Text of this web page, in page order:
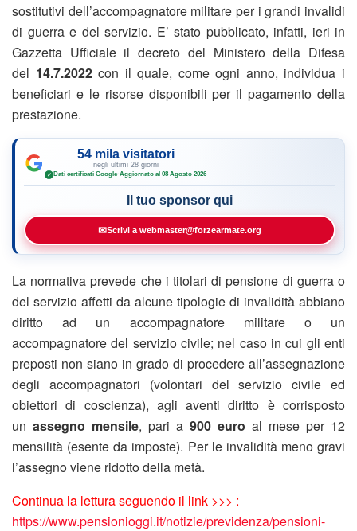
sostitutivi dell’accompagnatore militare per i grandi invalidi
di guerra e del servizio. E’ stato pubblicato, infatti, ieri in
Gazzetta Ufficiale il decreto del Ministero della Difesa
del 14.7.2022con il quale, come ogni anno, individua i
beneficiari e le risorse disponibili per il pagamento della
prestazione.
54 mila visitatori
negli ultimi 28 giorni
✓ Dati certificati Google·Aggiornato al 08 Agosto 2026
Il tuo sponsor qui
✉Scrivi a webmaster@forzearmate.org
La normativa prevede che i titolari di pensione di guerra o
del servizio affetti da alcune tipologie di invalidità abbiano
diritto ad un accompagnatore militare o un
accompagnatore del servizio civile; nel caso in cui gli enti
preposti non siano in grado di procedere all’assegnazione
degli accompagnatori (volontari del servizio civile ed
obiettori di coscienza), agli aventi diritto è corrisposto
un assegno mensile, pari a 900 euro al mese per 12
mensilità (esente da imposte). Per le invalidità meno gravi
l’assegno viene ridotto della metà.
Continua la lettura seguendo il link >>> :
https://www.pensionioggi.it/notizie/previdenza/pensioni-